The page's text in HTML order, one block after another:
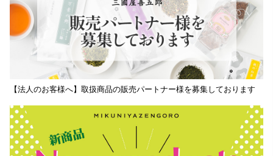
【法人のお客様へ】取扱商品の販売パートナー様を募集しております